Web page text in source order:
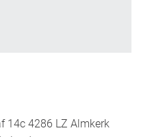
14c 4286 LZ Almkerk